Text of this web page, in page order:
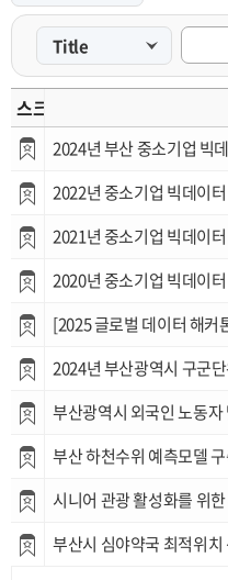
스크랩
2024년 부산 중소기업 빅
2022년 중소기업 빅데이
2021년 중소기업 빅데이
2020년 중소기업 빅데이
[2025 글로벌 데이터 해커
2024년 부산광역시 구군
부산광역시 외국인 노동자
부산 하천수위 예측모델
시니어 관광 활성화를 위
부산시 심야약국 최적위치